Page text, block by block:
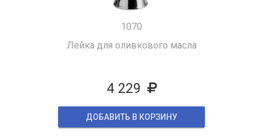
1070
Лейка для оливкового масла
4 229
ДОБАВИТЬ В КОРЗИНУ